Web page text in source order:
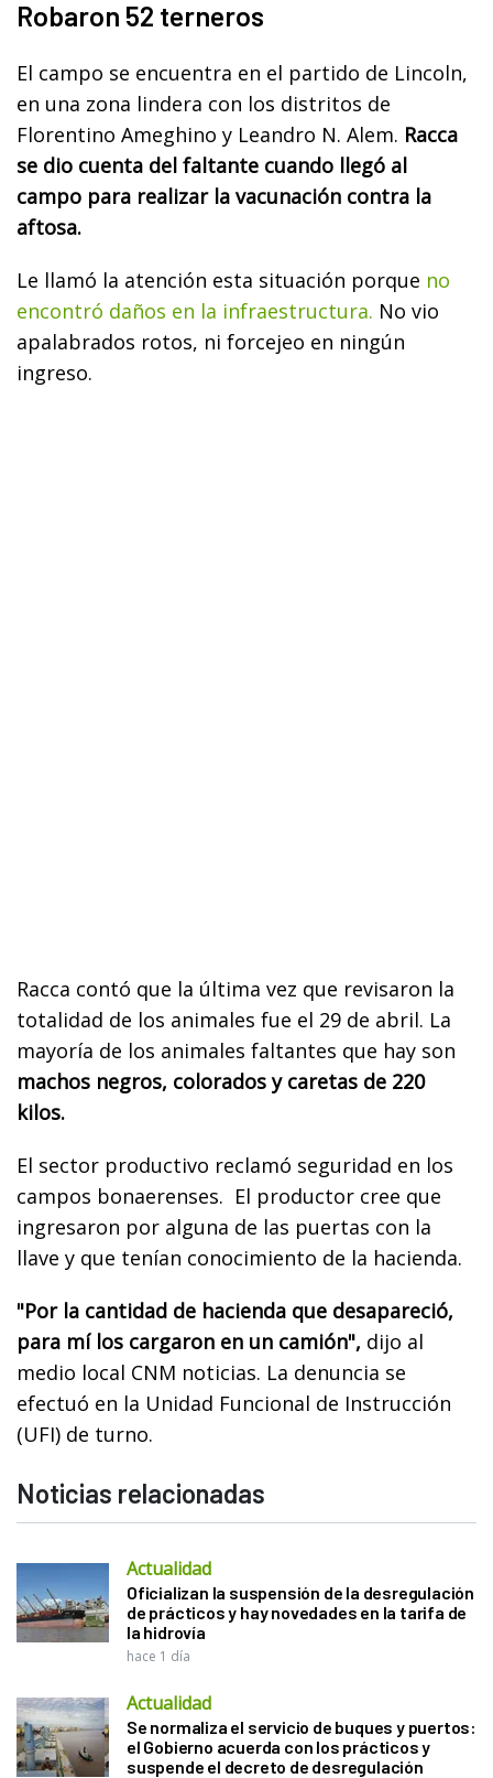
Robaron 52 terneros
El campo se encuentra en el partido de Lincoln,
en una zona lindera con los distritos de
Florentino Ameghino y Leandro N. Alem. Racca
se dio cuenta del faltante cuando llegó al
campo para realizar la vacunación contra la
aftosa.
Le llamó la atención esta situación porque no
encontró daños en la infraestructura. No vio
apalabrados rotos, ni forcejeo en ningún
ingreso.
Racca contó que la última vez que revisaron la
totalidad de los animales fue el 29 de abril. La
mayoría de los animales faltantes que hay son
machos negros, colorados y caretas de 220
kilos.
El sector productivo reclamó seguridad en los
campos bonaerenses. El productor cree que
ingresaron por alguna de las puertas con la
llave y que tenían conocimiento de la hacienda.
"Por la cantidad de hacienda que desapareció,
para mí los cargaron en un camión", dijo al
medio local CNM noticias. La denuncia se
efectuó en la Unidad Funcional de Instrucción
(UFI) de turno.
Noticias relacionadas
Actualidad
Oficializan la suspensión de la desregulación
de prácticos y hay novedades en la tarifa de
la hidrovía
hace 1 día
Actualidad
Se normaliza el servicio de buques y puertos:
el Gobierno acuerda con los prácticos y
suspende el decreto de desregulación